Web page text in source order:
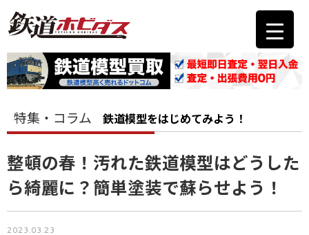
特集・コラム 鉄道模型をはじめてみよう！
整頓の春！汚れた鉄道模型はどうした
ら綺麗に？簡単塗装で蘇らせよう！
2023.03.23